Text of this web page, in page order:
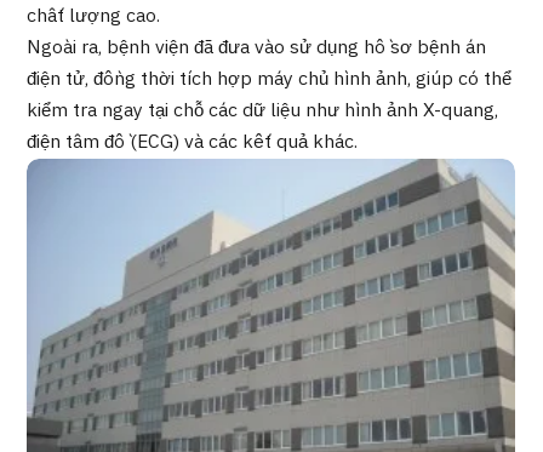
Dành cho cơ sở y tế
Công ty vận hành
Chính sách bảo vệ dữ liệu cá nhân
Hướng dẫn và chính sách của công ty
Quản trị JTB
Tiếng Nhật Tiếng Anh
Tiếng Trung Quốc
Tiếng Việt
chất lượng cao.
Ngoài ra, bệnh viện đã đưa vào sử dụng hồ sơ bệnh án
điện tử, đồng thời tích hợp máy chủ hình ảnh, giúp có thể
kiểm tra ngay tại chỗ các dữ liệu như hình ảnh X-quang,
điện tâm đồ (ECG) và các kết quả khác.